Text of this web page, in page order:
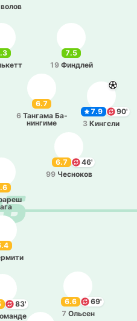
7.5
19 Фи­ндлей
7.9
90'
3 Ки­нгсли
6.7
46'
99 Че­сно­ков
6.7
6 Та­нга­ма Ба­
ни­нги­ме
6.6
69'
7 Ольсен
83'